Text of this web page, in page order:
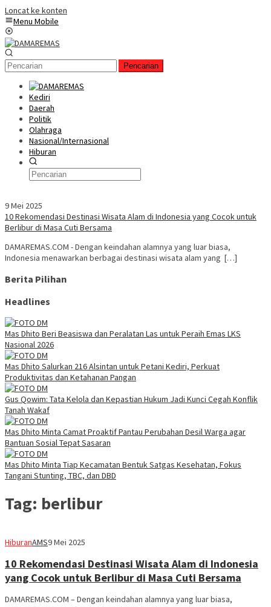
Loncat ke konten
Menu Mobile
Pencarian
Kediri
Daerah
Politik
Olahraga
Nasional/Internasional
Hiburan
9 Mei 2025
10 Rekomendasi Destinasi Wisata Alam di Indonesia yang Cocok untuk
Berlibur di Masa Cuti Bersama
DAMAREMAS.COM - Dengan keindahan alamnya yang luar biasa,
Indonesia menawarkan berbagai destinasi wisata alam yang […]
Berita Pilihan
Headlines
Mas Dhito Beri Beasiswa dan Peralatan Las untuk Peraih Emas LKS
Nasional 2026
Mas Dhito Salurkan 216 Alsintan untuk Petani Kediri, Perkuat
Produktivitas dan Ketahanan Pangan
Gus Qowim: Tata Kelola dan Kepastian Hukum Jadi Kunci Cegah Konflik
Tanah Wakaf
Mas Dhito Minta Camat Proaktif Pantau Perubahan Desil Warga agar
Bantuan Sosial Tepat Sasaran
Mas Dhito Minta Tiap Kecamatan Bentuk Satgas Kesehatan, Fokus
Tangani Stunting, TBC, dan DBD
Tag: berlibur
HiburanAMS9 Mei 2025
10 Rekomendasi Destinasi Wisata Alam di Indonesia
yang Cocok untuk Berlibur di Masa Cuti Bersama
DAMAREMAS.COM – Dengan keindahan alamnya yang luar biasa,